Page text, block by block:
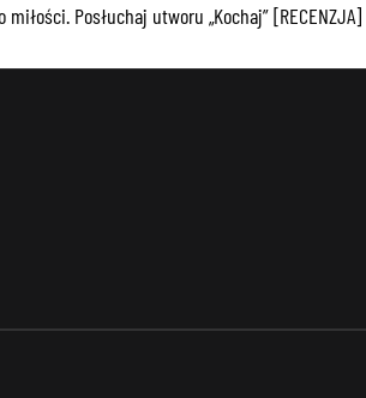
Posłuchaj utworu „Kochaj” [RECENZJA]